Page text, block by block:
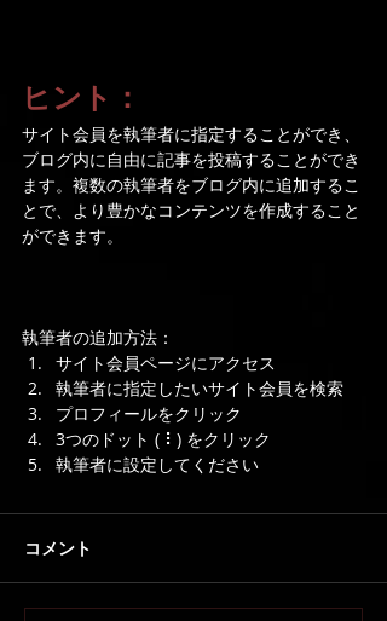
ヒント：
サイト会員を執筆者に指定することができ、
ブログ内に自由に記事を投稿することができ
ます。複数の執筆者をブログ内に追加するこ
とで、より豊かなコンテンツを作成すること
ができます。
執筆者の追加方法：
サイト会員ページにアクセス
執筆者に指定したいサイト会員を検索
プロフィールをクリック
3つのドット ( ⠇) をクリック
執筆者に設定してください
コメント